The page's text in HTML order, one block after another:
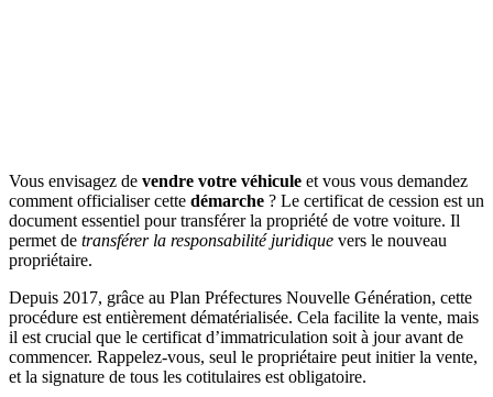
Vous envisagez de vendre votre véhicule et vous vous demandez
comment officialiser cette démarche ? Le certificat de cession est un
document essentiel pour transférer la propriété de votre voiture. Il
permet de transférer la responsabilité juridique vers le nouveau
propriétaire.
Depuis 2017, grâce au Plan Préfectures Nouvelle Génération, cette
procédure est entièrement dématérialisée. Cela facilite la vente, mais
il est crucial que le certificat d’immatriculation soit à jour avant de
commencer. Rappelez-vous, seul le propriétaire peut initier la vente,
et la signature de tous les cotitulaires est obligatoire.